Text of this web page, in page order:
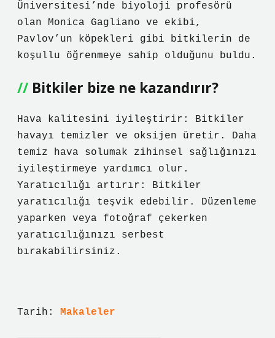
Üniversitesi’nde biyoloji profesörü
olan Monica Gagliano ve ekibi,
Pavlov’un köpekleri gibi bitkilerin de
koşullu öğrenmeye sahip olduğunu buldu.
Bitkiler bize ne kazandırır?
Hava kalitesini iyileştirir: Bitkiler
havayı temizler ve oksijen üretir. Daha
temiz hava solumak zihinsel sağlığınızı
iyileştirmeye yardımcı olur.
Yaratıcılığı artırır: Bitkiler
yaratıcılığı teşvik edebilir. Düzenleme
yaparken veya fotoğraf çekerken
yaratıcılığınızı serbest
bırakabilirsiniz.
Tarih: Makaleler